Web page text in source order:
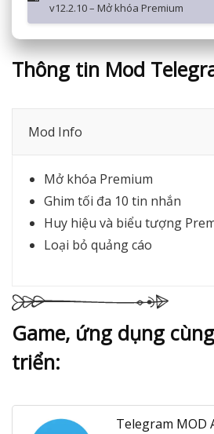
v12.2.10 – Mở khóa Premium
Thông tin Mod
Mod Info
Mở khóa Premium
Ghim tối đa 10 tin nhắn
Huy hiệu và biểu tượng
Loại bỏ quảng cáo
Game, ứng dụng
triển:
Telegram MOD